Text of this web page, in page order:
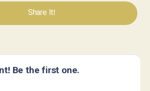
Share It!
Be the first one.